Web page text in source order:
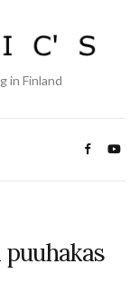
in Finland